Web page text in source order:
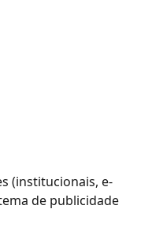
(institucionais, e-
de publicidade